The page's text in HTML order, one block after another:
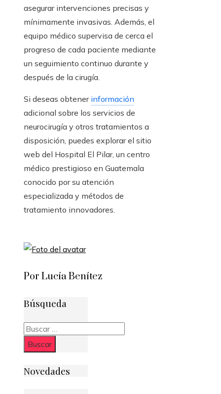
asegurar intervenciones precisas y
mínimamente invasivas. Además, el
equipo médico supervisa de cerca el
progreso de cada paciente mediante
un seguimiento continuo durante y
después de la cirugía.
Si deseas obtener información
adicional sobre los servicios de
neurocirugía y otros tratamientos a
disposición, puedes explorar el sitio
web del Hospital El Pilar, un centro
médico prestigioso en Guatemala
conocido por su atención
especializada y métodos de
tratamiento innovadores.
Por Lucía Benítez
Búsqueda
Buscar:
Novedades